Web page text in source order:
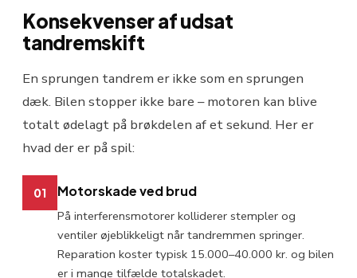
Konsekvenser af udsat
tandremskift
En sprungen tandrem er ikke som en sprungen
dæk. Bilen stopper ikke bare – motoren kan blive
totalt ødelagt på brøkdelen af et sekund. Her er
hvad der er på spil:
01 Motorskade ved brud
På interferensmotorer kolliderer stempler og
ventiler øjeblikkeligt når tandremmen springer.
Reparation koster typisk 15.000–40.000 kr. og bilen
er i mange tilfælde totalskadet.